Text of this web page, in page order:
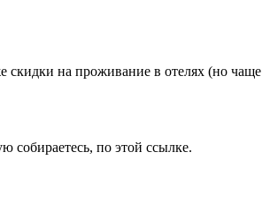
скидки на проживание в отелях (но чаще
собираетесь, по этой ссылке.